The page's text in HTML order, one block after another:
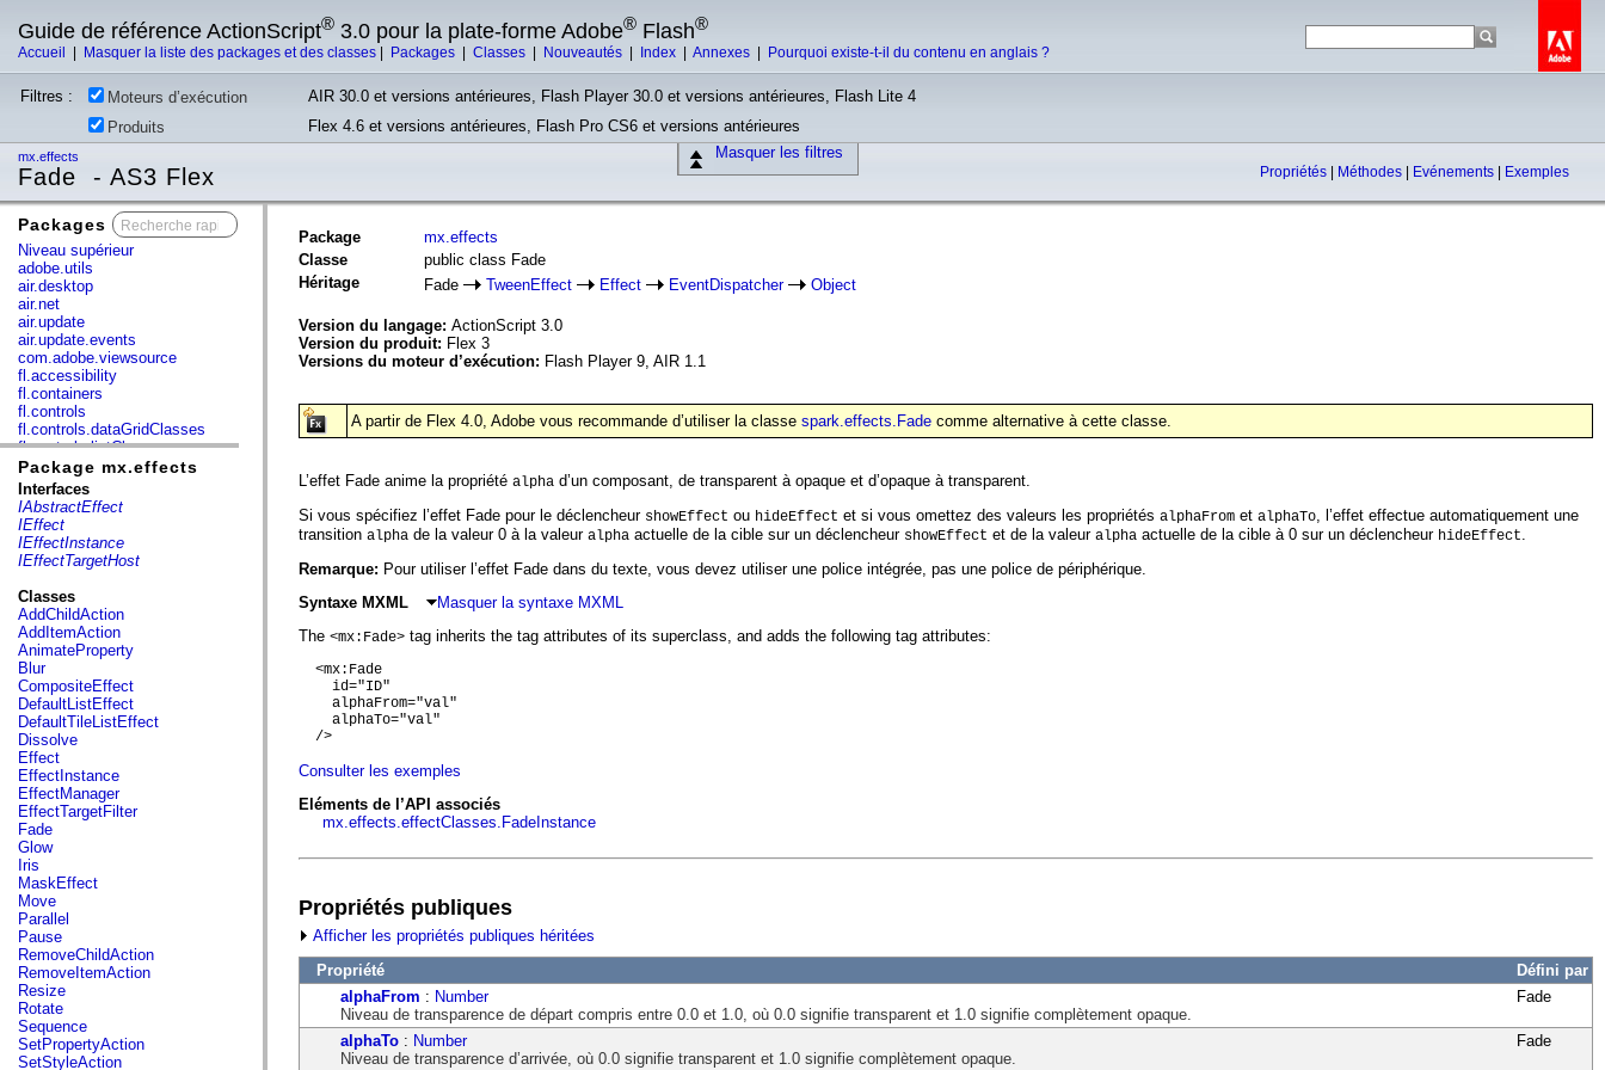
Guide de référence ActionScript® 3.0 pour la plate-forme Adobe® Flash®
Accueil Masquer la liste des packages et des classes Packages Classes Nouveautés Index Annexes Pourquoi existe-t-il du contenu en anglais ?
Filtres : Moteurs d’exécution
AIR 30.0 et versions antérieures, Flash Player 30.0 et versions antérieures, Flash Lite 4
Produits
Flex 4.6 et versions antérieures, Flash Pro CS6 et versions antérieures
Masquer les filtres
mx.effects
Fade - AS3 Flex Propriétés Méthodes Evénements Exemples
Packages
Niveau supérieur
adobe.utils
air.desktop
air.net
air.update
air.update.events
com.adobe.viewsource
fl.accessibility
fl.containers
fl.controls
fl.controls.dataGridClasses
fl.controls.listClasses
fl.controls.progressBarClasses
fl.core
fl.data
fl.display
fl.events
fl.ik
fl.livepreview
fl.managers
fl.motion
fl.motion.easing
fl.rsl
fl.text
fl.transitions
fl.transitions.easing
fl.video
flash.accessibility
flash.concurrent
flash.crypto
flash.data
flash.desktop
flash.display
flash.display3D
flash.display3D.textures
flash.errors
flash.events
flash.external
flash.filesystem
flash.filters
flash.geom
flash.globalization
flash.html
flash.media
flash.net
Package mx.effects
Interfaces
IAbstractEffect
IEffect
IEffectInstance
IEffectTargetHost
Classes
AddChildAction
AddItemAction
AnimateProperty
Blur
CompositeEffect
DefaultListEffect
DefaultTileListEffect
Dissolve
Effect
EffectInstance
EffectManager
EffectTargetFilter
Fade
Glow
Iris
MaskEffect
Move
Parallel
Pause
RemoveChildAction
RemoveItemAction
Resize
Rotate
Sequence
SetPropertyAction
SetStyleAction
Package
mx.effects
Classe
public class Fade
Héritage
Fade TweenEffect Effect EventDispatcher Object
Version du langage: ActionScript 3.0
Version du produit: Flex 3
Versions du moteur d’exécution: Flash Player 9, AIR 1.1
A partir de Flex 4.0, Adobe vous recommande d’utiliser la classe spark.effects.Fade comme alternative à cette classe.
L’effet Fade anime la propriété alpha d’un composant, de transparent à opaque et d’opaque à transparent.
Si vous spécifiez l’effet Fade pour le déclencheur showEffect ou hideEffect et si vous omettez des valeurs les propriétés alphaFrom et alphaTo, l’effet effectue automatiquement une
transition alpha de la valeur 0 à la valeur alpha actuelle de la cible sur un déclencheur showEffect et de la valeur alpha actuelle de la cible à 0 sur un déclencheur hideEffect.
Remarque: Pour utiliser l’effet Fade dans du texte, vous devez utiliser une police intégrée, pas une police de périphérique.
Syntaxe MXML
Masquer la syntaxe MXML
The <mx:Fade> tag inherits the tag attributes of its superclass, and adds the following tag attributes:
  <mx:Fade
    id="ID"
    alphaFrom="val"
    alphaTo="val"
  />
Consulter les exemples
Eléments de l’API associés
mx.effects.effectClasses.FadeInstance
Propriétés publiques
Afficher les propriétés publiques héritées
Propriété
Défini par
alphaFrom : Number
Niveau de transparence de départ compris entre 0.0 et 1.0, où 0.0 signifie transparent et 1.0 signifie complètement opaque.
Fade
alphaTo : Number
Niveau de transparence d’arrivée, où 0.0 signifie transparent et 1.0 signifie complètement opaque.
Fade